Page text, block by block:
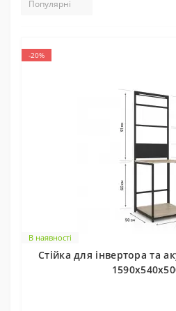
-20%
В наявності
Стійка для інвертора та